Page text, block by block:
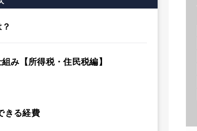
み【所得税・住民税編】
きる経費